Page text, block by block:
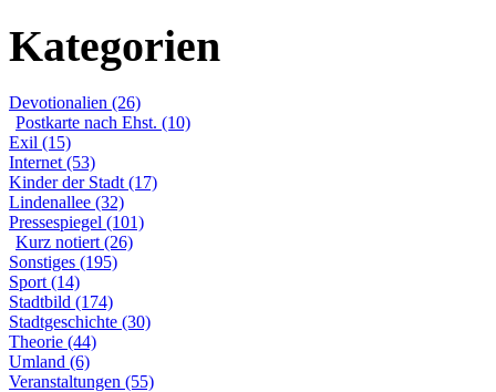
Kategorien
Devotionalien (26)
Postkarte nach Ehst. (10)
Exil (15)
Internet (53)
Kinder der Stadt (17)
Lindenallee (32)
Pressespiegel (101)
Kurz notiert (26)
Sonstiges (195)
Sport (14)
Stadtbild (174)
Stadtgeschichte (30)
Theorie (44)
Umland (6)
Veranstaltungen (55)